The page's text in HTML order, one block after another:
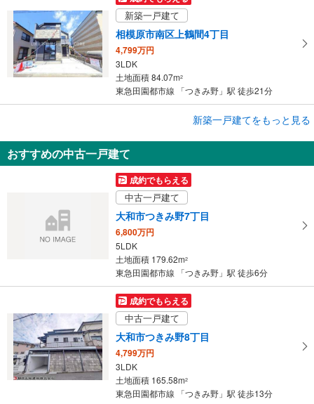
新築一戸建て
相模原市南区上鶴間4丁目
4,799万円
3LDK
土地面積 84.07m2
東急田園都市線 「つきみ野」駅 徒歩21分
相模原市南区上鶴間3丁目
4,590万円
2LDK＋S
土地面積 96.07m
東急田園都市線 「つきみ野」駅 徒歩21分
新築一戸建てをもっと見る
おすすめの中古一戸建て
成約でもらえる
中古一戸建て
大和市つきみ野7丁目
6,800万円
5LDK
土地面積 179.62m2
東急田園都市線 「つきみ野」駅 徒歩6分
成約でもらえる
中古一戸建て
大和市つきみ野8丁目
4,799万円
3LDK
土地面積 165.58m2
東急田園都市線 「つきみ野」駅 徒歩13分